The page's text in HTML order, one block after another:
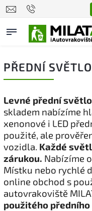
PŘEDNÍ
Levné přední
skladem nabízíme
xenonové i LED
použité, ale
vozidla. Každé
zárukou. Nabízíme
Místku nebo rychlé
online obchod s
autovrakoviště
použitého